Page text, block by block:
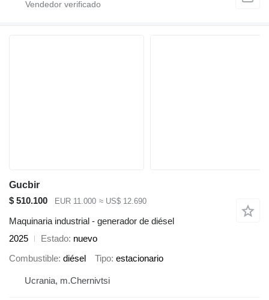
Gucbir
$ 510.100
EUR 11.000 ≈ US$ 12.690
Maquinaria industrial - generador de diésel
2025
Estado nuevo
Combustible diésel Tipo estacionario
Ucrania, m.Chernivtsi